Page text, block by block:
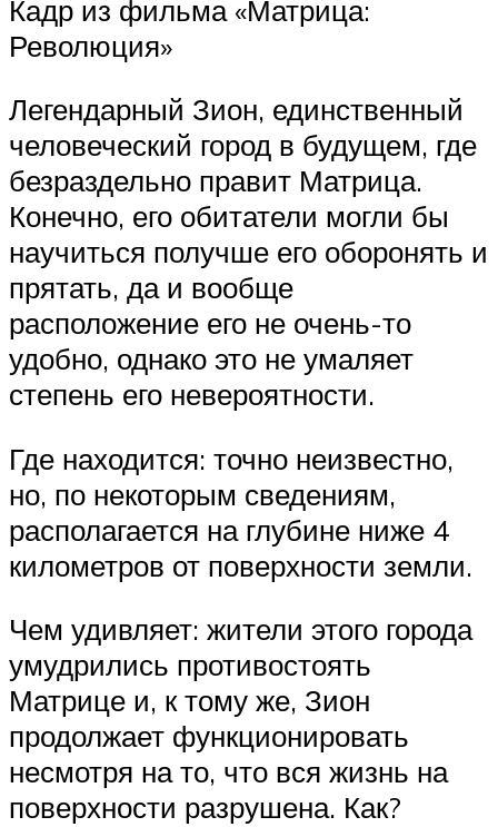
Кадр из фильма «Матрица:
Революция»
Легендарный Зион, единственный
человеческий город в будущем, где
безраздельно правит Матрица.
Конечно, его обитатели могли бы
научиться получше его оборонять и
прятать, да и вообще
расположение его не очень-то
удобно, однако это не умаляет
степень его невероятности.
Где находится: точно неизвестно,
но, по некоторым сведениям,
располагается на глубине ниже 4
километров от поверхности земли.
Чем удивляет: жители этого города
умудрились противостоять
Матрице и, к тому же, Зион
продолжает функционировать
несмотря на то, что вся жизнь на
поверхности разрушена. Как?